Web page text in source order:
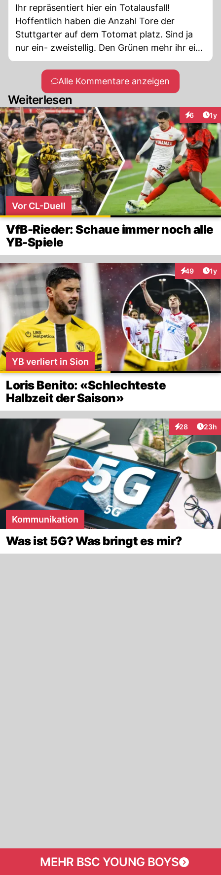
Ihr repräsentiert hier ein Totalausfall!
Hoffentlich haben die Anzahl Tore der
Stuttgarter auf dem Totomat platz. Sind ja
nur ein- zweistellig. Den Grünen mehr ihr ein
Gefallen, wenn ihr erst gar nicht antreten
würded.
Alle Kommentare anzeigen
Weiterlesen
6 1y
Vor CL-Duell
VfB-Rieder: Schaue immer noch alle
YB-Spiele
49 1y
YB verliert in Sion
Loris Benito: «Schlechteste
Halbzeit der Saison»
28
Interaktionen
23h
Kommunikation
Was ist 5G? Was bringt es mir?
MEHR BSC YOUNG BOYS